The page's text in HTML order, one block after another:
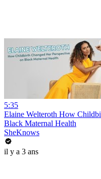
5:35
Elaine Welteroth How
Black Maternal Health
SheKnows
il y a 3 ans